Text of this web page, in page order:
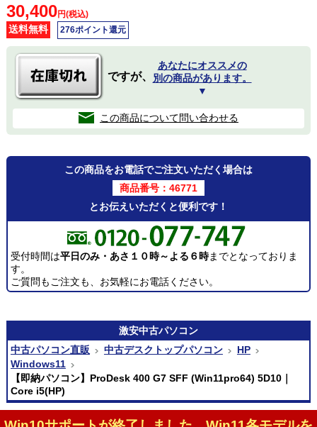
30,400円(税込)
送料無料 276ポイント還元
ですが、
あなたにオススメの
別の商品があります。
▼
この商品について問い合わせる
この商品をお電話でご注文いただく場合は
商品番号：46771
とお伝えいただくと便利です！
受付時間は平日のみ・あさ１０時～よる６時までとなっておりま
す。
ご質問もご注文も、お気軽にお電話ください。
激安中古パソコン
中古パソコン直販
中古デスクトップパソコン
HP
Windows11
【即納パソコン】ProDesk 400 G7 SFF (Win11pro64) 5D10｜
Core i5(HP)